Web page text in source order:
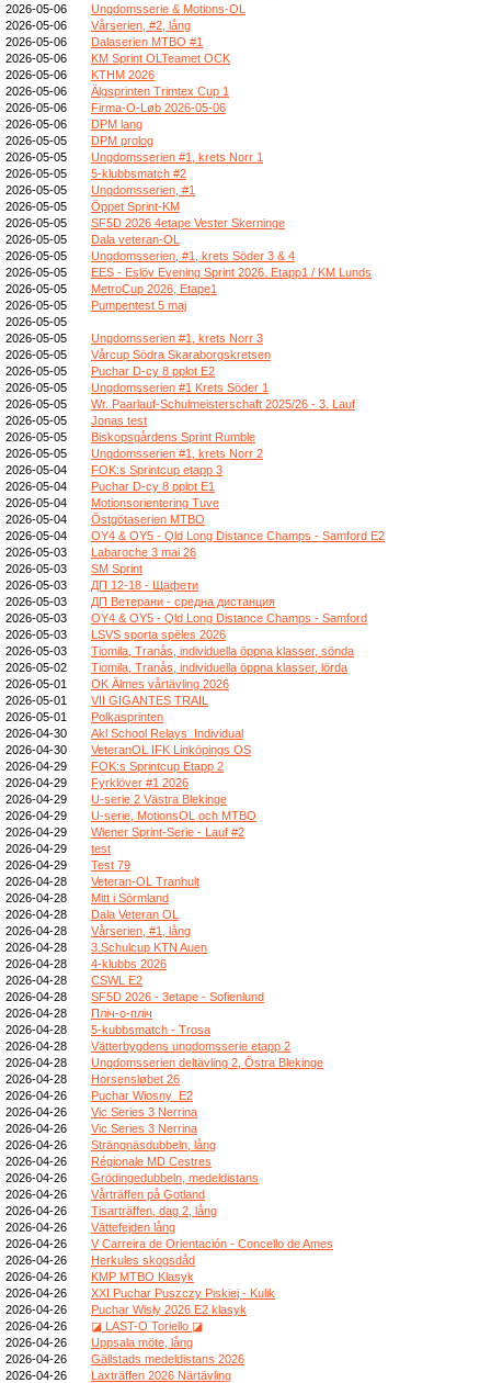
2026-05-06
Ungdomsserie & Motions-OL
2026-05-06
Vårserien, #2, lång
2026-05-06
Dalaserien MTBO #1
2026-05-06
KM Sprint OLTeamet OCK
2026-05-06
KTHM 2026
2026-05-06
Älgsprinten Trimtex Cup 1
2026-05-06
Firma-O-Løb 2026-05-06
2026-05-06
DPM lang
2026-05-05
DPM prolog
2026-05-05
Ungdomsserien #1, krets Norr 1
2026-05-05
5-klubbsmatch #2
2026-05-05
Ungdomsserien, #1
2026-05-05
Öppet Sprint-KM
2026-05-05
SF5D 2026 4etape Vester Skerninge
2026-05-05
Dala veteran-OL
2026-05-05
Ungdomsserien, #1, krets Söder 3 & 4
2026-05-05
EES - Eslöv Evening Sprint 2026. Etapp1 / KM Lunds
2026-05-05
MetroCup 2026, Etape1
2026-05-05
Pumpentest 5 maj
2026-05-05
2026-05-05
Ungdomsserien #1, krets Norr 3
2026-05-05
Vårcup Södra Skaraborgskretsen
2026-05-05
Puchar D-cy 8 pplot E2
2026-05-05
Ungdomsserien #1 Krets Söder 1
2026-05-05
Wr. Paarlauf-Schulmeisterschaft 2025/26 - 3. Lauf
2026-05-05
Jonas test
2026-05-05
Biskopsgårdens Sprint Rumble
2026-05-05
Ungdomsserien #1, krets Norr 2
2026-05-04
FOK:s Sprintcup etapp 3
2026-05-04
Puchar D-cy 8 pplot E1
2026-05-04
Motionsorientering Tuve
2026-05-04
Östgötaserien MTBO
2026-05-04
OY4 & OY5 - Qld Long Distance Champs - Samford E2
2026-05-03
Labaroche 3 mai 26
2026-05-03
SM Sprint
2026-05-03
ДП 12-18 - Щафети
2026-05-03
ДП Ветерани - средна дистанция
2026-05-03
OY4 & OY5 - Qld Long Distance Champs - Samford
2026-05-03
LSVS sporta spēles 2026
2026-05-03
Tiomila, Tranås, individuella öppna klasser, sönda
2026-05-02
Tiomila, Tranås, individuella öppna klasser, lörda
2026-05-01
OK Älmes vårtävling 2026
2026-05-01
VII GIGANTES TRAIL
2026-05-01
Polkasprinten
2026-04-30
Akl School Relays_Individual
2026-04-30
VeteranOL IFK Linköpings OS
2026-04-29
FOK:s Sprintcup Etapp 2
2026-04-29
Fyrklöver #1 2026
2026-04-29
U-serie 2 Västra Blekinge
2026-04-29
U-serie, MotionsOL och MTBO
2026-04-29
Wiener Sprint-Serie - Lauf #2
2026-04-29
test
2026-04-29
Test 79
2026-04-28
Veteran-OL Tranhult
2026-04-28
Mitt i Sörmland
2026-04-28
Dala Veteran OL
2026-04-28
Vårserien, #1, lång
2026-04-28
3.Schulcup KTN Auen
2026-04-28
4-klubbs 2026
2026-04-28
CSWL E2
2026-04-28
SF5D 2026 - 3etape - Sofienlund
2026-04-28
Пліч-о-пліч
2026-04-28
5-kubbsmatch - Trosa
2026-04-28
Vätterbygdens ungdomsserie etapp 2
2026-04-28
Ungdomsserien deltävling 2, Östra Blekinge
2026-04-28
Horsensløbet 26
2026-04-26
Puchar Wiosny_E2
2026-04-26
Vic Series 3 Nerrina
2026-04-26
Vic Series 3 Nerrina
2026-04-26
Strängnäsdubbeln, lång
2026-04-26
Régionale MD Cestres
2026-04-26
Grödingedubbeln, medeldistans
2026-04-26
Vårträffen på Gotland
2026-04-26
Tisarträffen, dag 2, lång
2026-04-26
Vättefejden lång
2026-04-26
V Carreira de Orientación - Concello de Ames
2026-04-26
Herkules skogsdåd
2026-04-26
KMP MTBO Klasyk
2026-04-26
XXI Puchar Puszczy Piskiej - Kulik
2026-04-26
Puchar Wisły 2026 E2 klasyk
2026-04-26
◪ LAST-O Toriello ◪
2026-04-26
Uppsala möte, lång
2026-04-26
Gällstads medeldistans 2026
2026-04-26
Laxträffen 2026 Närtävling